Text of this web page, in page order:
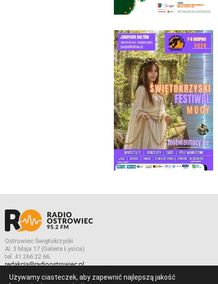
Ostrowiec Świętokrzyski
Al. 3 Maja 17 (Galeria Łysica)
tel. 41 266 22 66
redakcja@radioostrowiec.pl
Używamy ciasteczek, aby zapewnić najlepszą jakość